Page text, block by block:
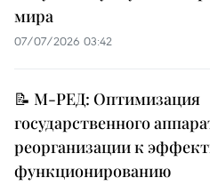
мира
07/07/2026 03:42
📝 М-РЕД: Оптимизация
государственного
реорганизации к
функционированию